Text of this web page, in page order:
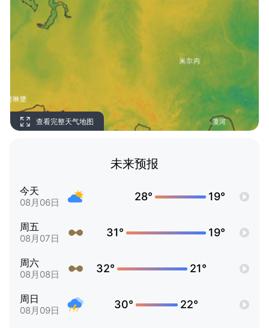
查看完整天气地图
未来预报
今天
08月06日 28° 19°
周五
08月07日 31° 19°
周六
08月08日 32° 21°
周日
08月09日 30° 22°